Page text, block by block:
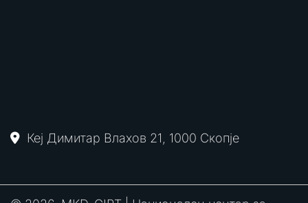
Кеј Димитар Влахов 21, 1000 Скопје